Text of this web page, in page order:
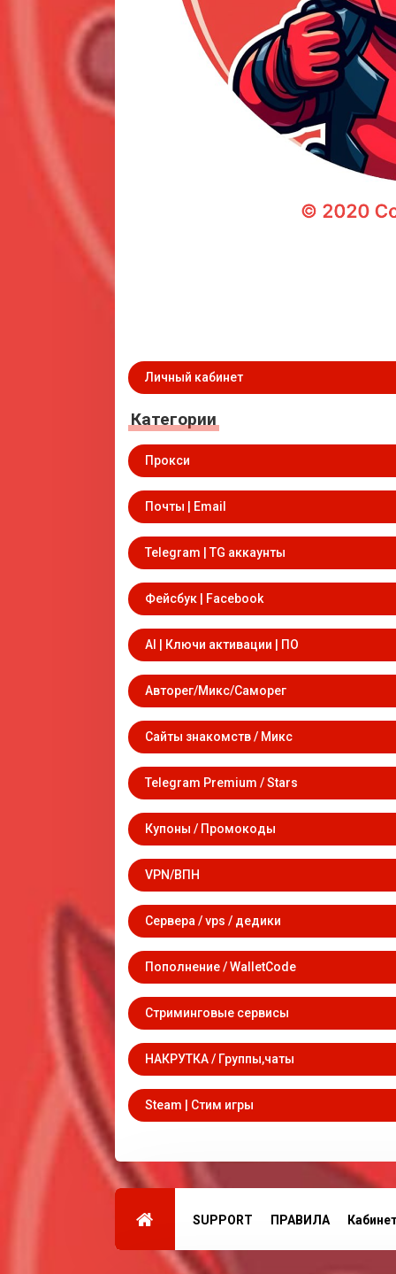
Личный кабинет
Категории
Прокси
Почты | Email
Telegram | TG аккаунты
Фейсбук | Facebook
AI | Ключи активации | ПО
Авторег/Микс/Саморег
Сайты знакомств / Микс
Telegram Premium / Stars
Купоны / Промокоды
VPN/ВПН
Сервера / vps / дедики
Пополнение / WalletCode
Стриминговые сервисы
НАКРУТКА / Группы,чаты
Steam | Стим игры
SUPPORT ПРАВИЛА